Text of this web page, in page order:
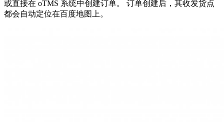
或直接在 oTMS 系统中创建订单。 订单创建后，其收发货点
都会自动定位在百度地图上。